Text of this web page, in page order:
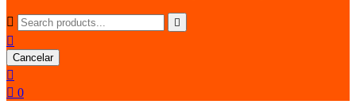
 

Cancelar

 0